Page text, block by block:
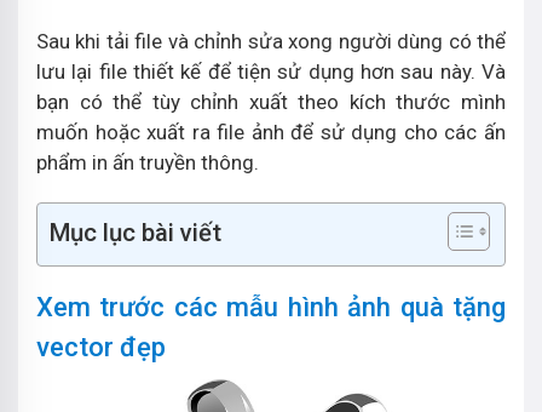
Sau khi tải file và chỉnh sửa xong người dùng có thể
lưu lại file thiết kế để tiện sử dụng hơn sau này. Và
bạn có thể tùy chỉnh xuất theo kích thước mình
muốn hoặc xuất ra file ảnh để sử dụng cho các ấn
phẩm in ấn truyền thông.
Mục lục bài viết
Xem trước các mẫu hình ảnh quà tặng
vector đẹp